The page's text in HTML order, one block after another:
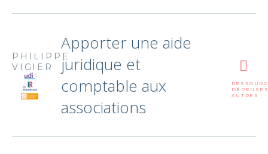
PHILIPPE
VIGIER
Apporter une aide
juridique et
comptable aux
associations
AUTRES